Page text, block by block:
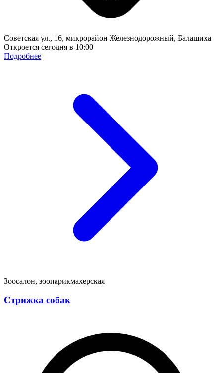
Советская ул., 16, микрорайон Железнодорожный, Балашиха
Откроется сегодня в 10:00
Подробнее
Зоосалон, зоопарикмахерская
Стрижка собак